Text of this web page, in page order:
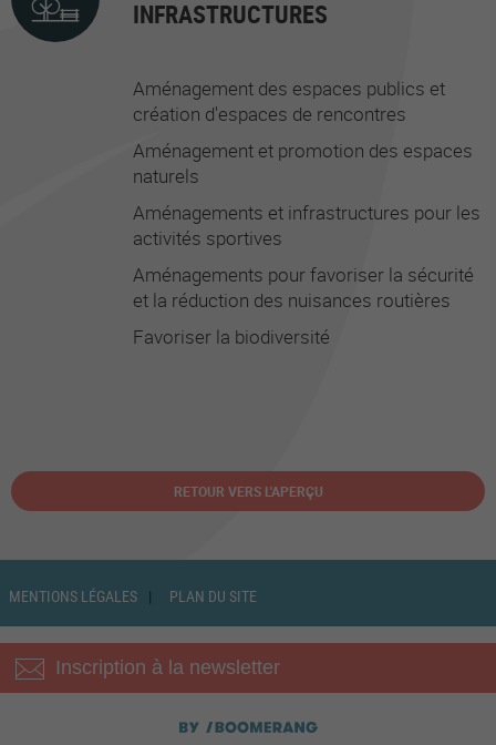
INFRASTRUCTURES
Aménagement des espaces publics et
création d'espaces de rencontres
Aménagement et promotion des espaces
naturels
Aménagements et infrastructures pour les
activités sportives
Aménagements pour favoriser la sécurité
et la réduction des nuisances routières
Favoriser la biodiversité
RETOUR VERS L'APERÇU
MENTIONS LÉGALES PLAN DU SITE
Inscription à la newsletter